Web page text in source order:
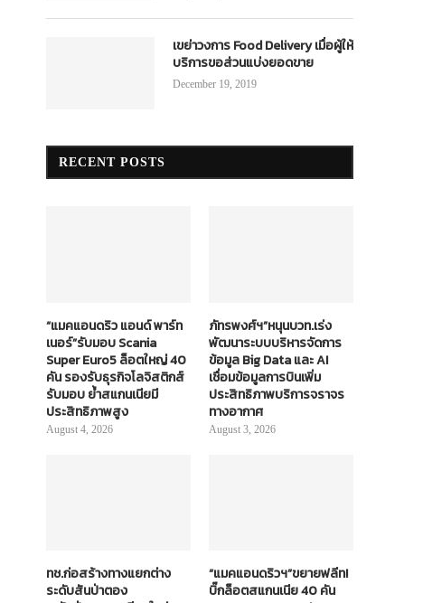
เขย่าวงการ Food Delivery เมื่อผู้ให้
บริการขอส่วนแบ่งยอดขาย
December 19, 2019
RECENT POSTS
“แมคแอนดริว แอนด์ พาร์ท
เนอร์”รับมอบ Scania
Super Euro5 ล็อตใหญ่ 40
คัน รองรับธุรกิจโลจิสติกส์
รับมอบ ย้ำสแกนเนียมี
ประสิทธิภาพสูง
August 4, 2026
ภัทรพงศ์ฯ”หนุนบวท.เร่ง
พัฒนาระบบบริหารจัดการ
ข้อมูล Big Data และ AI
เชื่อมข้อมูลการบินเพิ่ม
ประสิทธิภาพบริการจราจร
ทางอากาศ
August 3, 2026
ทช.ก่อสร้างทางแยกต่าง
ระดับสันป่าตอง
“แมคแอนดริวฯ”ขยายฟลีท!
บิ๊กล็อตสแกนเนีย 40 คัน